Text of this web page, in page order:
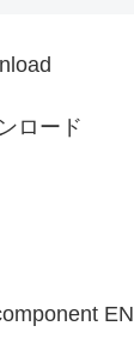
ロード
EN